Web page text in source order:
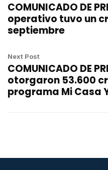
COMUNICADO DE
operativo tuvo un
septiembre
Next Post
COMUNICADO DE
otorgaron 53.600
programa Mi Casa